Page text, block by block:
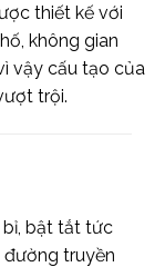
thiết kế với
không gian
vậy cấu tạo của
trội.
bỉ, bật tắt tức
đường truyền